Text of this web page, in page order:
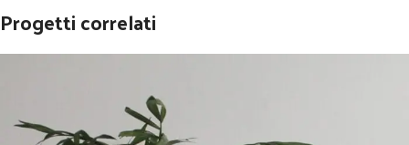
Progetti correlati